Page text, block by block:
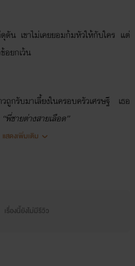
น เขาไม่เคยยอมก้มหัวให้กับใคร แต่
อยกเว้น
กรับมาเลี้ยงในครอบครัวเศรษฐี เธอ
“พี่ชายต่างสายเลือด”
แงแล้วนอน”
แสดงเพิ่มเติม
เรื่องนี้ยังไม่มีรีวิว